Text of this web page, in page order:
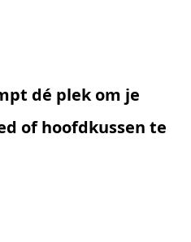
dé plek om je
of hoofdkussen te